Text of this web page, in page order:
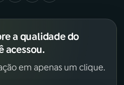
a qualidade do
acessou.
em apenas um clique.